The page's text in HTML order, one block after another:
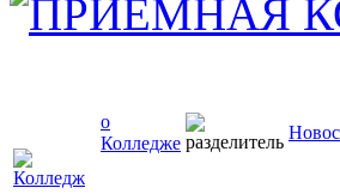
о
Колледже